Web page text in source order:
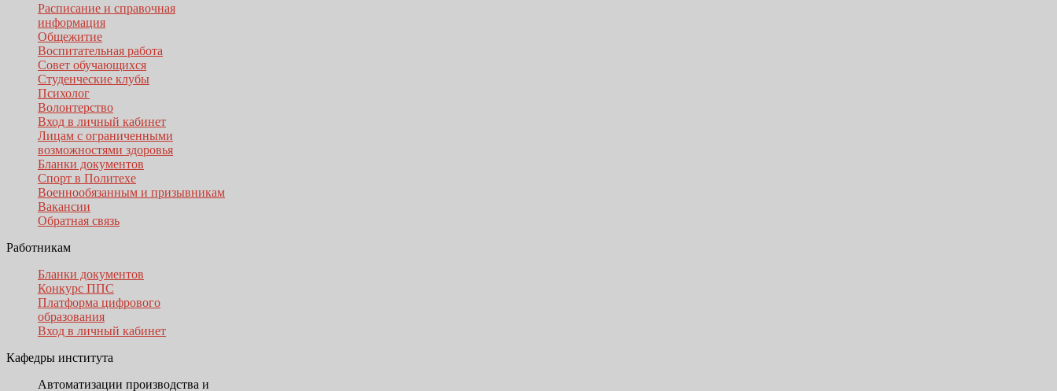
Расписание и справочная
информация
Общежитие
Воспитательная работа
Совет обучающихся
Студенческие клубы
Психолог
Волонтерство
Вход в личный кабинет
Лицам с ограниченными
возможностями здоровья
Бланки документов
Спорт в Политехе
Военнообязанным и призывникам
Вакансии
Обратная связь
Работникам
Бланки документов
Конкурс ППС
Платформа цифрового
образования
Вход в личный кабинет
Кафедры института
Автоматизации производства и